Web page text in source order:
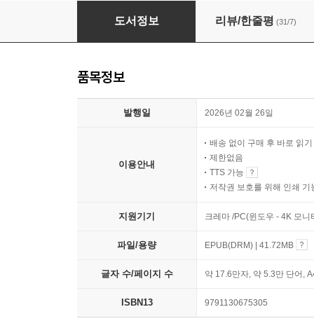
닥터 도티의 마인드 매직
도서정보 리뷰/한줄평 (31/7)
품목정보
발행일 2026년 02월 26일
이용안내
배송 없이 구매 후 바로 읽기
제한없음
TTS 가능
저작권 보호를 위해 인쇄 기
지원기기 크레마 /PC(윈도우 - 4K 모
파일/용량 EPUB(DRM) | 41.72MB
글자 수/페이지 수 약 17.6만자, 약 5.3만 단어,
ISBN13 9791130675305